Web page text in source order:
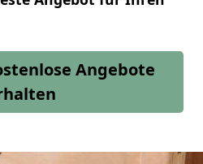
Angebote